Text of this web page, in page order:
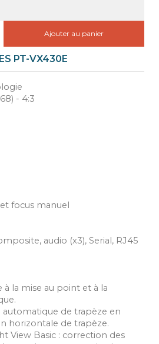
Ajouter au panier
PT-VX430E
- 4:3
et focus manuel
audio (x3), Serial, RJ45
la mise au point et à la
de trapèze en
horizontale de trapèze.
View Basic : correction des